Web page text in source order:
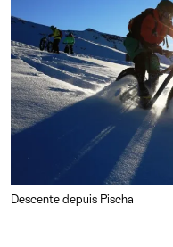
Descente depuis Pischa